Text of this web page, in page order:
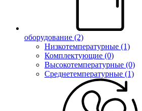
оборудование (2)
Низкотемпературные (1)
Комплектующие (0)
Высокотемпературные (0)
Среднетемпературные (1)